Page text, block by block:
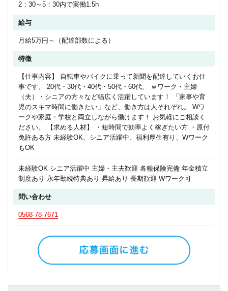
2：30～5：30内で実働1.5h
給与
月給5万円～（配達部数による）
特徴
【仕事内容】 自転車やバイクに乗って新聞を配達していくお仕
事です。 20代・30代・40代・50代・60代、 ｗワーク・主婦
（夫）・シニアの方々など幅広く活躍しています！ 「家事や育
児のスキマ時間に働きたい」など、働き方は人それぞれ。 Wワ
ークや家庭・学校と両立しながら働けます！ お気軽にご相談く
ださい。 【求める人材】 ・短時間で効率よく稼ぎたい方 ・原付
免許ある方 未経験OK、シニア活躍中、福利厚生有り、Wワーク
もOK
未経験OK シニア活躍中 主婦・主夫歓迎 各種保険完備 年金積立
制度あり 永年勤続特典あり 昇給あり 長期歓迎 Wワーク可
問い合わせ
0568-78-7671